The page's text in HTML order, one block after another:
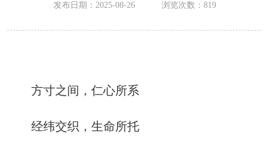
发布日期：2025-08-26 浏览次数： 819
方寸之间，仁心所系
经纬交织，生命所托